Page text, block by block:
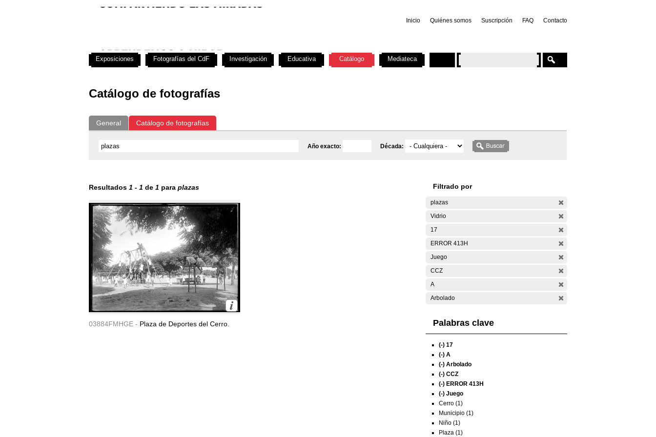
Inicio Quiénes somos Suscripción FAQ Contacto
Catálogo de fotografías
General Catálogo de fotografías
Año exacto: Década:
Resultados 1 - 1 de 1 para plazas
03884FMHGE - Plaza de Deportes del Cerro.
Filtrado por
plazas
Vidrio
17
ERROR 413H
Juego
CCZ
A
Arbolado
Palabras clave
(-) 17
(-) A
(-) Arbolado
(-) CCZ
(-) ERROR 413H
(-) Juego
Cerro (1)
Municipio (1)
Niño (1)
Plaza (1)
Exposiciones Fotografías del CdF Investigación Educativa Catálogo Mediateca